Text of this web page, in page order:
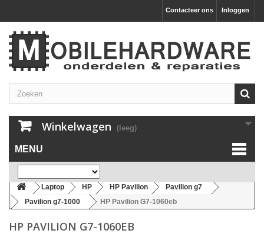
Inloggen
Contacteer ons
Winkelwagen (leeg)
MENU
Laptop HP HP Pavilion
Pavilion g7
Pavilion g7-1000
HP Pavilion G7-1060eb
HP PAVILION G7-1060EB